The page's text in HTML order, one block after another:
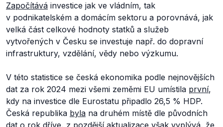
Započítává investice jak ve vládním, tak
v podnikatelském a domácím sektoru a porovnává, jak
velká část celkové hodnoty statků a služeb
vytvořených v Česku se investuje např. do dopravní
infrastruktury, vzdělání, vědy nebo výzkumu.
V této statistice se česká ekonomika podle nejnovějších
dat za rok 2024 mezi všemi zeměmi EU umístila první,
kdy na investice dle Eurostatu připadlo 26,5 % HDP.
Česká republika byla na druhém místě dle původních
dat o rok dříve, z pozdější aktualizace však vyplývá, že